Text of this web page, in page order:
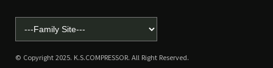
© Copyright 2025. K.S.COMPRESSOR. All Right Reserved.